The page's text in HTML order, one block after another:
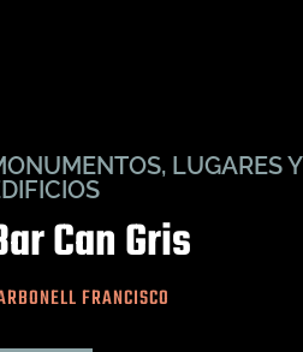
LUGARES Y
Can Gris
FRANCISCO